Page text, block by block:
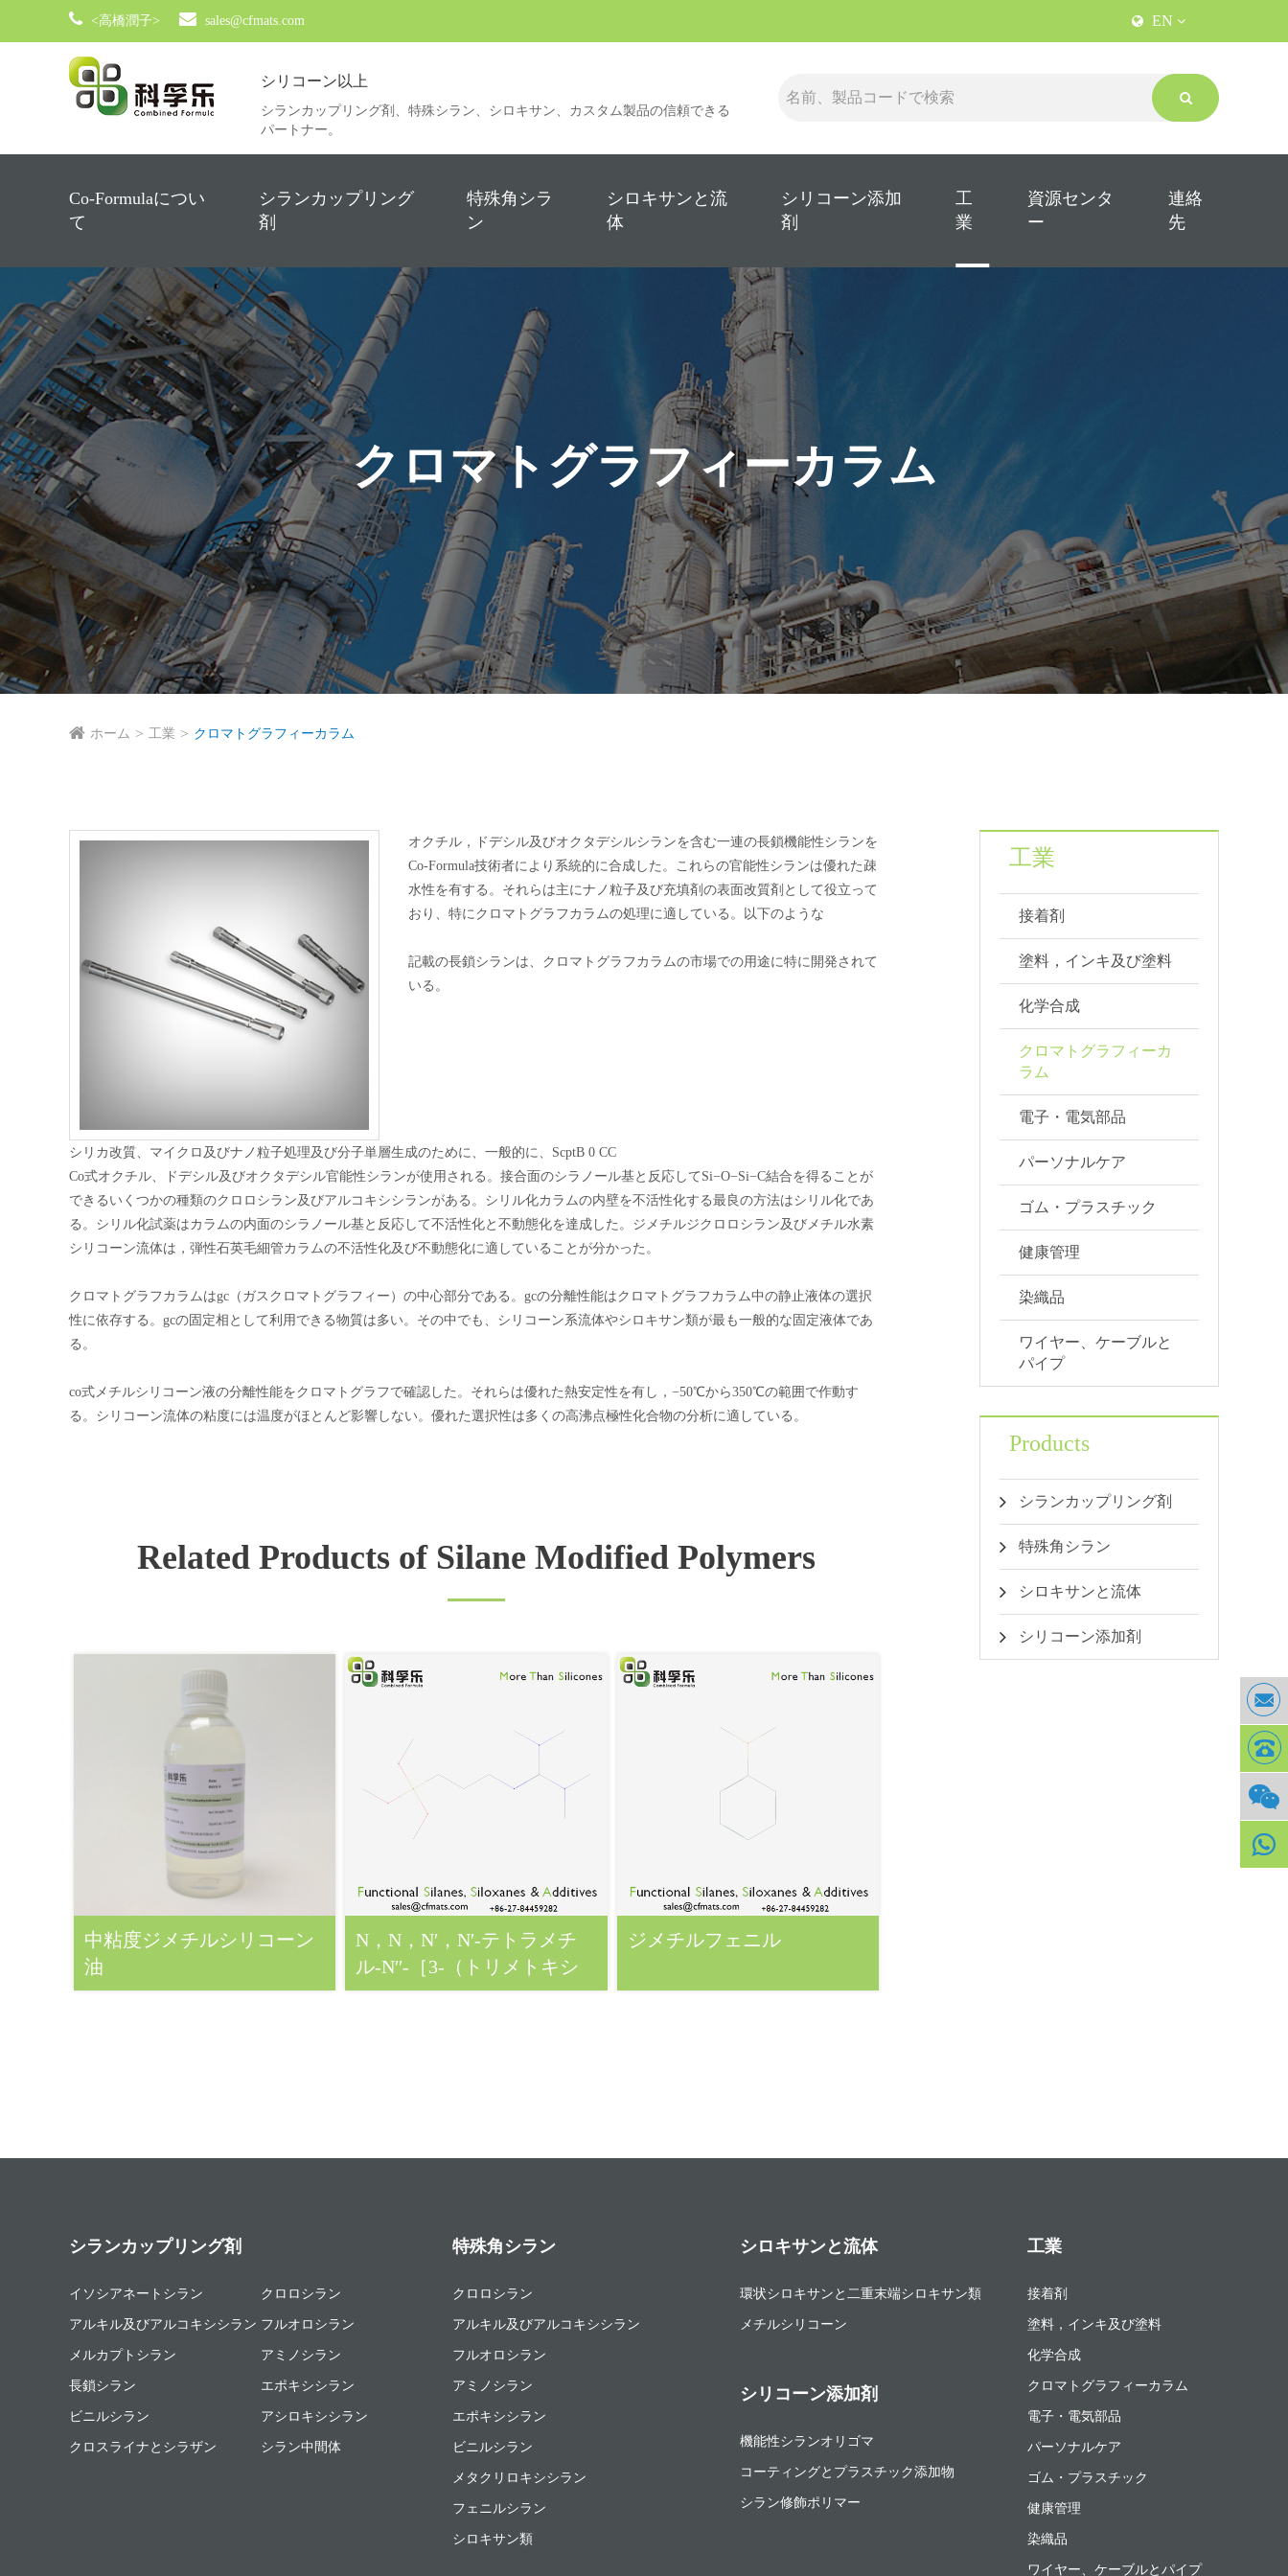
<高橋潤子> sales@cfmats.com EN
シリコーン以上
シランカップリング剤、特殊シラン、シロキサン、カスタム製品の信頼できる
パートナー。
Co-Formulaについ
て
シランカップリング
剤
特殊角シラ
ン
シロキサンと流
体
シリコーン添加
剤
工
業
資源センタ
ー
連絡
先
クロマトグラフィーカラム
ホーム 工業 クロマトグラフィーカラム
オクチル，ドデシル及びオクタデシルシランを含む一連の長鎖機能性シランを
Co-Formula技術者により系統的に合成した。これらの官能性シランは優れた疎
水性を有する。それらは主にナノ粒子及び充填剤の表面改質剤として役立って
おり、特にクロマトグラフカラムの処理に適している。以下のような
記載の長鎖シランは、クロマトグラフカラムの市場での用途に特に開発されて
いる。
シリカ改質、マイクロ及びナノ粒子処理及び分子単層生成のために、一般的に、ScptB 0 CC
Co式オクチル、ドデシル及びオクタデシル官能性シランが使用される。接合面のシラノール基と反応してSi−O−Si−C結合を得ることが
できるいくつかの種類のクロロシラン及びアルコキシシランがある。シリル化カラムの内壁を不活性化する最良の方法はシリル化であ
る。シリル化試薬はカラムの内面のシラノール基と反応して不活性化と不動態化を達成した。ジメチルジクロロシラン及びメチル水素
シリコーン流体は，弾性石英毛細管カラムの不活性化及び不動態化に適していることが分かった。
クロマトグラフカラムはgc（ガスクロマトグラフィー）の中心部分である。gcの分離性能はクロマトグラフカラム中の静止液体の選択
性に依存する。gcの固定相として利用できる物質は多い。その中でも、シリコーン系流体やシロキサン類が最も一般的な固定液体であ
る。
co式メチルシリコーン液の分離性能をクロマトグラフで確認した。それらは優れた熱安定性を有し，−50℃から350℃の範囲で作動す
る。シリコーン流体の粘度には温度がほとんど影響しない。優れた選択性は多くの高沸点極性化合物の分析に適している。
Related Products of Silane Modified Polymers
中粘度ジメチルシリコーン
油
N，N，N′，N′‐テトラメチ
ル‐N′′‐［3‐（トリメトキシ
シリル）プロピル］グアニ
ジメチルフェニル
工業
接着剤
塗料，インキ及び塗料
化学合成
クロマトグラフィーカ
ラム
電子・電気部品
パーソナルケア
ゴム・プラスチック
健康管理
染織品
ワイヤー、ケーブルと
パイプ
Products
シランカップリング剤
特殊角シラン
シロキサンと流体
シリコーン添加剤
シランカップリング剤
イソシアネートシラン クロロシラン
アルキル及びアルコキシシラン フルオロシラン
メルカプトシラン アミノシラン
長鎖シラン エポキシシラン
ビニルシラン アシロキシシラン
クロスライナとシラザン シラン中間体
特殊角シラン
クロロシラン
アルキル及びアルコキシシラン
フルオロシラン
アミノシラン
エポキシシラン
ビニルシラン
メタクリロキシシラン
フェニルシラン
シロキサン類
シロキサンと流体
環状シロキサンと二重末端シロキサン類
メチルシリコーン
シリコーン添加剤
機能性シランオリゴマ
コーティングとプラスチック添加物
シラン修飾ポリマー
工業
接着剤
塗料，インキ及び塗料
化学合成
クロマトグラフィーカラム
電子・電気部品
パーソナルケア
ゴム・プラスチック
健康管理
染織品
ワイヤー、ケーブルとパイプ